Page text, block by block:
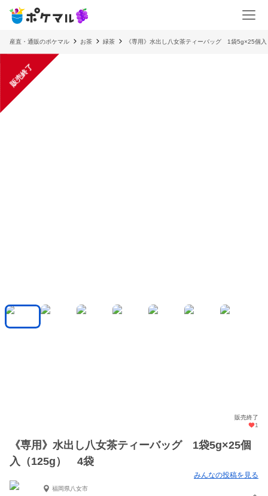
産直・通販のポケマル お茶 緑茶 《専用》水出し八女茶ティーバッグ 1袋5g×25
販売終了
販売終了
1
《専用》水出し八女茶ティーバッグ 1袋5g×25個
入（125g） 4袋
みんなの投稿を見る
福岡県八女市